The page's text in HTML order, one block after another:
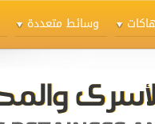
وسائط متعددة